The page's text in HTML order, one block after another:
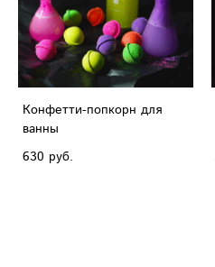
Конфетти-попкорн для
ванны
630 pуб.